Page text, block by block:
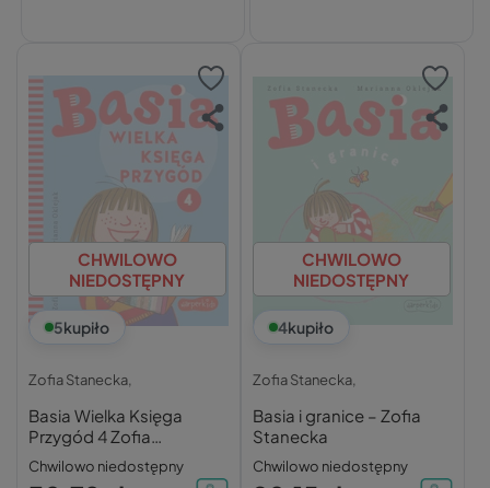
CHWILOWO
NIEDOSTĘPNY
5kupiło
Zofia Stanecka,
Basia Wielka Księga
Przygód 4 Zofia
Stanecka 3+ HarperKids
Chwilowo niedostępny
CHWILOWO
NIEDOSTĘPNY
4kupiło
Zofia Stanecka,
Basia i granice – Zofia
Stanecka
Chwilowo niedostępny